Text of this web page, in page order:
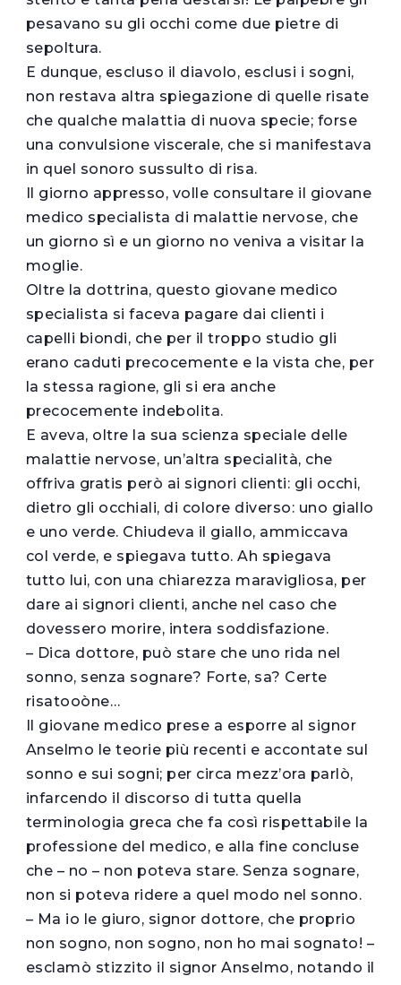
pesavano su gli occhi come due pietre di
sepoltura.
E dunque, escluso il diavolo, esclusi i sogni,
non restava altra spiegazione di quelle risate
che qualche malattia di nuova specie; forse
una convulsione viscerale, che si manifestava
in quel sonoro sussulto di risa.
Il giorno appresso, volle consultare il giovane
medico specialista di malattie nervose, che
un giorno sì e un giorno no veniva a visitar la
moglie.
Oltre la dottrina, questo giovane medico
specialista si faceva pagare dai clienti i
capelli biondi, che per il troppo studio gli
erano caduti precocemente e la vista che, per
la stessa ragione, gli si era anche
precocemente indebolita.
E aveva, oltre la sua scienza speciale delle
malattie nervose, un’altra specialità, che
offriva gratis però ai signori clienti: gli occhi,
dietro gli occhiali, di colore diverso: uno giallo
e uno verde. Chiudeva il giallo, ammiccava
col verde, e spiegava tutto. Ah spiegava
tutto lui, con una chiarezza maravigliosa, per
dare ai signori clienti, anche nel caso che
dovessero morire, intera soddisfazione.
– Dica dottore, può stare che uno rida nel
sonno, senza sognare? Forte, sa? Certe
risatooòne…
Il giovane medico prese a esporre al signor
Anselmo le teorie più recenti e accontate sul
sonno e sui sogni; per circa mezz’ora parlò,
infarcendo il discorso di tutta quella
terminologia greca che fa così rispettabile la
professione del medico, e alla fine concluse
che – no – non poteva stare. Senza sognare,
non si poteva ridere a quel modo nel sonno.
– Ma io le giuro, signor dottore, che proprio
non sogno, non sogno, non ho mai sognato! –
esclamò stizzito il signor Anselmo, notando il